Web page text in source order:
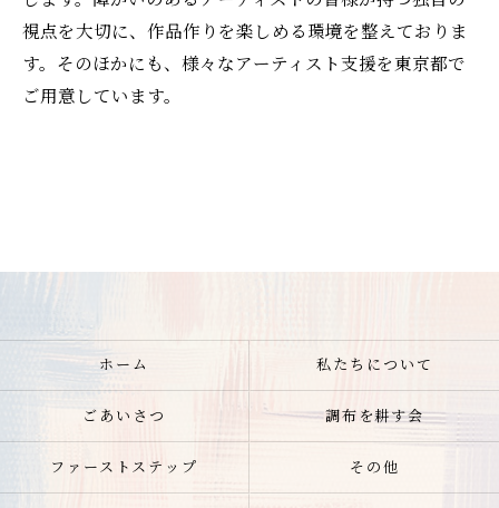
視点を大切に、作品作りを楽しめる環境を整えておりま
す。そのほかにも、様々なアーティスト支援を東京都で
ご用意しています。
ホーム 私たちについて
ごあいさつ 調布を耕す会
ファーストステップ その他
お問い合わせはこちら